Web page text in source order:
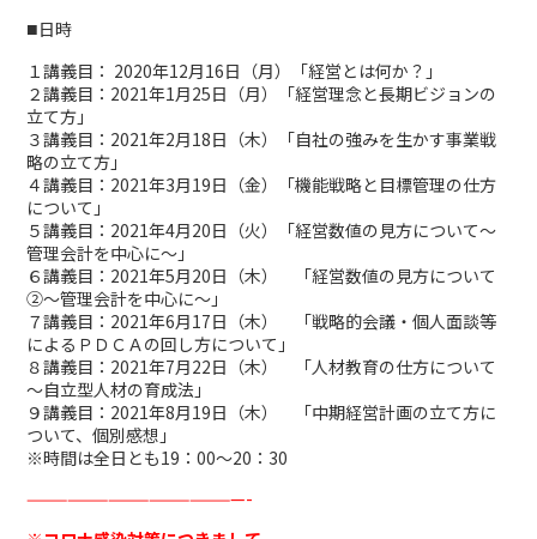
■日時
１講義目： 2020年12月16日（月）「経営とは何か？」
２講義目：2021年1月25日（月）「経営理念と長期ビジョンの
立て方」
３講義目：2021年2月18日（木）「自社の強みを生かす事業戦
略の立て方」
４講義目：2021年3月19日（金）「機能戦略と目標管理の仕方
について」
５講義目：2021年4月20日（火）「経営数値の見方について～
管理会計を中心に～」
６講義目：2021年5月20日（木） 「経営数値の見方について
②～管理会計を中心に～」
７講義目：2021年6月17日（木） 「戦略的会議・個人面談等
によるＰＤＣＡの回し方について」
８講義目：2021年7月22日（木） 「人材教育の仕方について
～自立型人材の育成法」
９講義目：2021年8月19日（木） 「中期経営計画の立て方に
ついて、個別感想」
※時間は全日とも19：00～20：30
————————————————-